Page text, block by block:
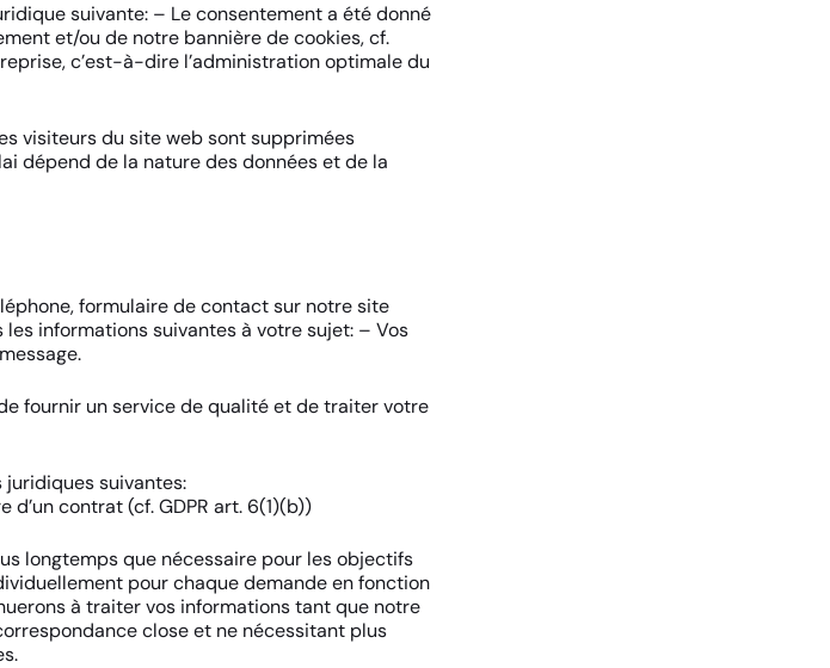
suivante: – Le consentement a été donné
et/ou de notre bannière de cookies, cf.
c’est-à-dire l’administration optimale du
visiteurs du site web sont supprimées
dépend de la nature des données et de la
formulaire de contact sur notre site
informations suivantes à votre sujet: – Vos
fournir un service de qualité et de traiter votre
suivantes:
d’un contrat (cf. GDPR art. 6(1)(b))
longtemps que nécessaire pour les objectifs
pour chaque demande en fonction
à traiter vos informations tant que notre
close et ne nécessitant plus